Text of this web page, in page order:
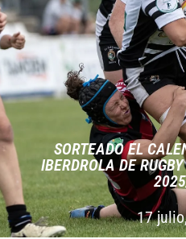
SORTEADO EL
IBERDROLA DE
17